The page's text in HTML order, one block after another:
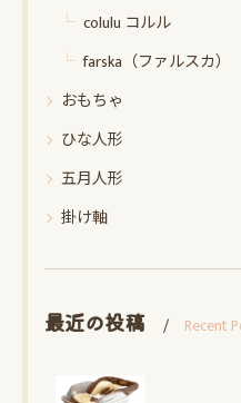
colulu コルル
farska（ファルスカ）
おもちゃ
ひな人形
五月人形
掛け軸
最近の投稿 Recent